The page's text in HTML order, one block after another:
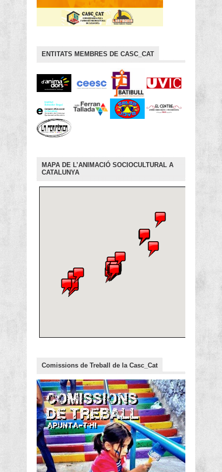
ENTITATS MEMBRES DE CASC_CAT
MAPA DE L’ANIMACIÓ SOCIOCULTURAL A
CATALUNYA
Comissions de Treball de la Casc_Cat